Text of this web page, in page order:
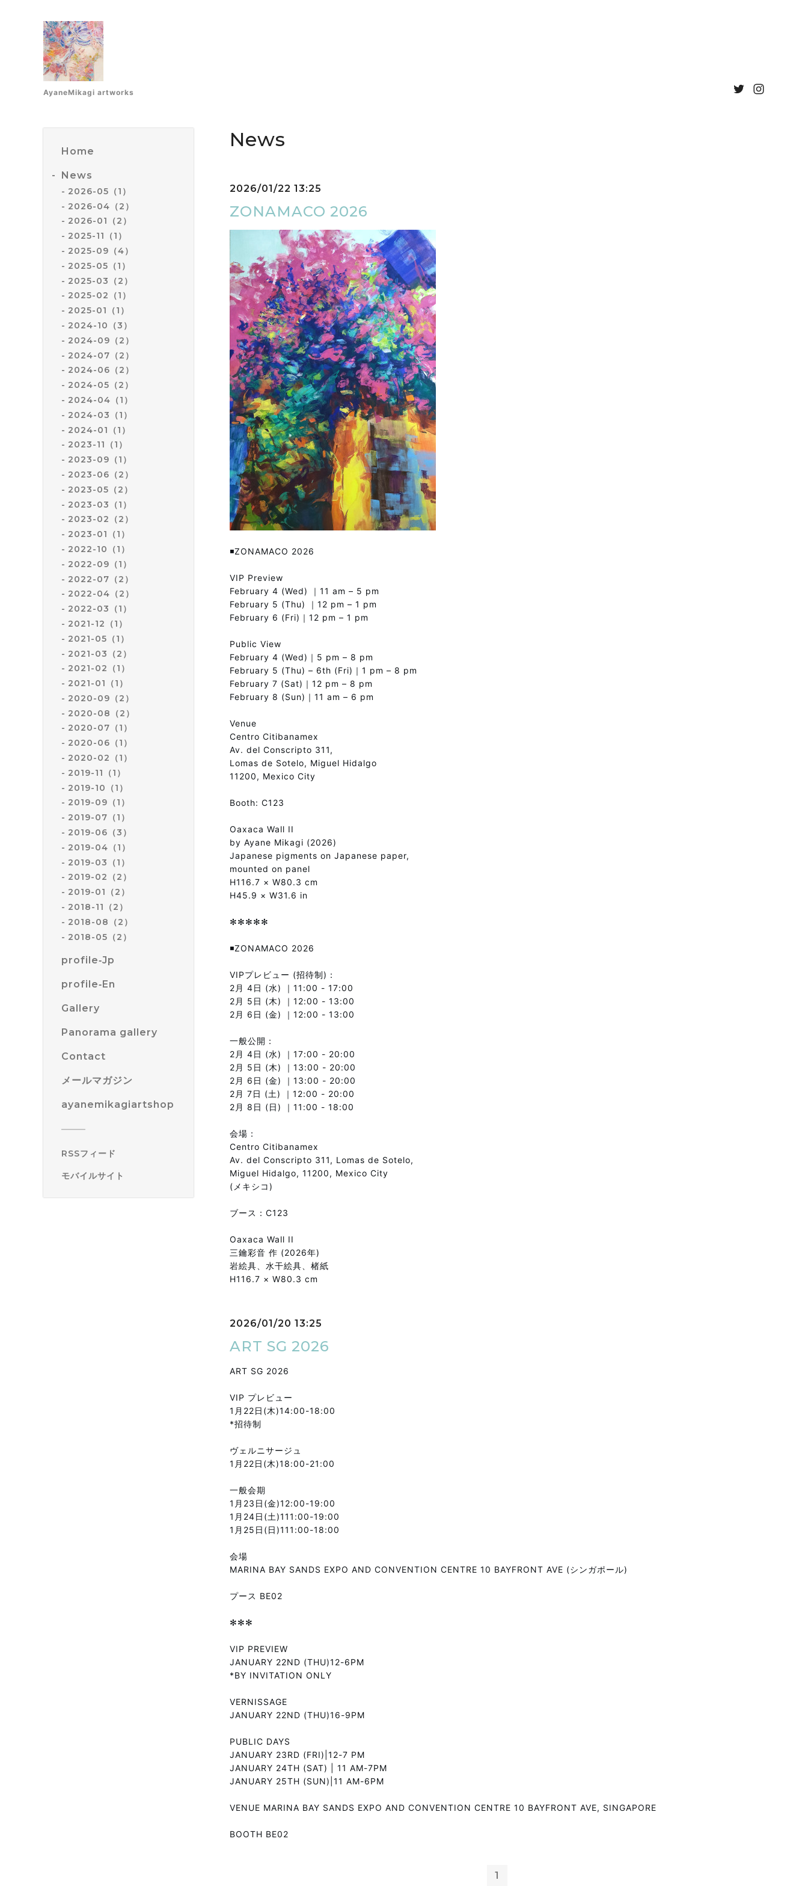
AyaneMikagi artworks
Home
News
2026-05（1）
2026-04（2）
2026-01（2）
2025-11（1）
2025-09（4）
2025-05（1）
2025-03（2）
2025-02（1）
2025-01（1）
2024-10（3）
2024-09（2）
2024-07（2）
2024-06（2）
2024-05（2）
2024-04（1）
2024-03（1）
2024-01（1）
2023-11（1）
2023-09（1）
2023-06（2）
2023-05（2）
2023-03（1）
2023-02（2）
2023-01（1）
2022-10（1）
2022-09（1）
2022-07（2）
2022-04（2）
2022-03（1）
2021-12（1）
2021-05（1）
2021-03（2）
2021-02（1）
2021-01（1）
2020-09（2）
2020-08（2）
2020-07（1）
2020-06（1）
2020-02（1）
2019-11（1）
2019-10（1）
2019-09（1）
2019-07（1）
2019-06（3）
2019-04（1）
2019-03（1）
2019-02（2）
2019-01（2）
2018-11（2）
2018-08（2）
2018-05（2）
profile‐Jp
profile‐En
Gallery
Panorama gallery
Contact
メールマガジン
ayanemikagiartshop
RSSフィード
モバイルサイト
News
2026/01/22 13:25
ZONAMACO 2026
◾️ZONAMACO 2026
VIP Preview
February 4 (Wed) ｜11 am – 5 pm
February 5 (Thu) ｜12 pm – 1 pm
February 6 (Fri)｜12 pm – 1 pm
Public View
February 4 (Wed)｜5 pm – 8 pm
February 5 (Thu) – 6th (Fri)｜1 pm – 8 pm
February 7 (Sat)｜12 pm – 8 pm
February 8 (Sun)｜11 am – 6 pm
Venue
Centro Citibanamex
Av. del Conscripto 311,
Lomas de Sotelo, Miguel Hidalgo
11200, Mexico City
Booth: C123
Oaxaca Wall II
by Ayane Mikagi (2026)
Japanese pigments on Japanese paper,
mounted on panel
H116.7 × W80.3 cm
H45.9 × W31.6 in
✻✻✻✻✻
◾️ZONAMACO 2026
VIPプレビュー (招待制)：
2月 4日 (水) ｜11:00 - 17:00
2月 5日 (木) ｜12:00 - 13:00
2月 6日 (金) ｜12:00 - 13:00
一般公開：
2月 4日 (水) ｜17:00 - 20:00
2月 5日 (木) ｜13:00 - 20:00
2月 6日 (金) ｜13:00 - 20:00
2月 7日 (土) ｜12:00 - 20:00
2月 8日 (日) ｜11:00 - 18:00
会場：
Centro Citibanamex
Av. del Conscripto 311, Lomas de Sotelo,
Miguel Hidalgo, 11200, Mexico City
(メキシコ)
ブース：C123
Oaxaca Wall II
三鑰彩音 作 (2026年)
岩絵具、水干絵具、楮紙
H116.7 × W80.3 cm
2026/01/20 13:25
ART SG 2026
ART SG 2026
VIP プレビュー
1月22日(木)14:00-18:00
*招待制
ヴェルニサージュ
1月22日(木)18:00-21:00
一般会期
1月23日(金)12:00-19:00
1月24日(土)111:00-19:00
1月25日(日)111:00-18:00
会場
MARINA BAY SANDS EXPO AND CONVENTION CENTRE 10 BAYFRONT AVE (シンガポール)
プース BE02
✻✻✻
VIP PREVIEW
JANUARY 22ND (THU)12-6PM
*BY INVITATION ONLY
VERNISSAGE
JANUARY 22ND (THU)16-9PM
PUBLIC DAYS
JANUARY 23RD (FRI)|12-7 PM
JANUARY 24TH (SAT) | 11 AM-7PM
JANUARY 25TH (SUN)|11 AM-6PM
VENUE MARINA BAY SANDS EXPO AND CONVENTION CENTRE 10 BAYFRONT AVE, SINGAPORE
BOOTH BE02
1